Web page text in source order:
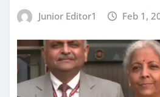
Junior Editor1 Feb 1,